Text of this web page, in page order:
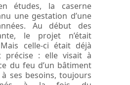
études, la caserne
une gestation d’une
Au début des
le projet n’était
celle-ci était déjà
précise : elle visait à
du feu d’un bâtiment
ses besoins, toujours